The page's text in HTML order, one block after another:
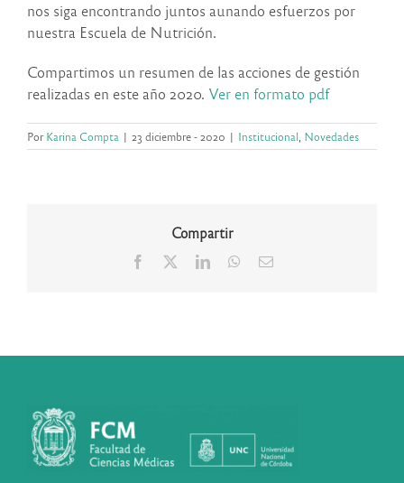
nos siga encontrando juntos aunando esfuerzos por
nuestra Escuela de Nutrición.
Compartimos un resumen de las acciones de gestión
realizadas en este año 2020. Ver en formato pdf
PorKarina Compta | 23 diciembre - 2020 | Institucional Novedades
Compartir
Facebook LinkedInWhatsApp
Correo